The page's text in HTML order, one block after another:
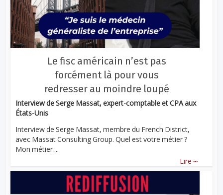
Le fisc américain n’est pas
forcément là pour vous
redresser au moindre loupé
Interview de Serge Massat, expert-comptable et CPA aux
États-Unis
Interview de Serge Massat, membre du French District,
avec Massat Consulting Group. Quel est votre métier ?
Mon métier ...
Lire ...